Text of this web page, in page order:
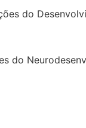
do
do